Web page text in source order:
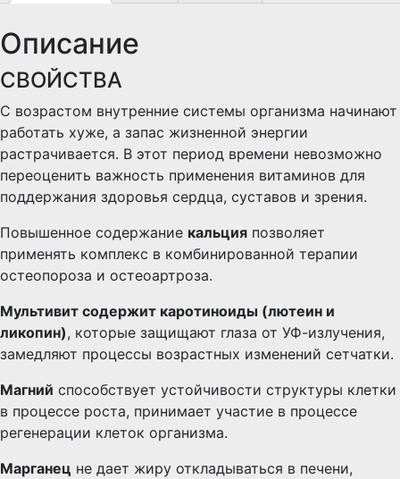
Описание
СВОЙСТВА
С возрастом внутренние системы организма начинают
работать хуже, а запас жизненной энергии
растрачивается. В этот период времени невозможно
переоценить важность применения витаминов для
поддержания здоровья сердца, суставов и зрения.
Повышенное содержание кальция позволяет
применять комплекс в комбинированной терапии
остеопороза и остеоартроза.
Мультивит содержит каротиноиды (лютеин и
ликопин), которые защищают глаза от УФ-излучения,
замедляют процессы возрастных изменений сетчатки.
Магний способствует устойчивости структуры клетки
в процессе роста, принимает участие в процессе
регенерации клеток организма.
Марганец не дает жиру откладываться в печени,